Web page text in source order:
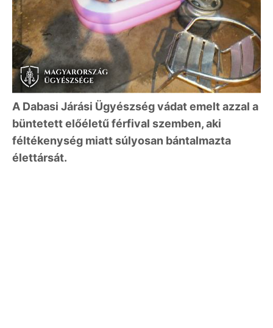
A Dabasi Járási Ügyészség vádat emelt azzal a
büntetett előéletű férfival szemben, aki
féltékenység miatt súlyosan bántalmazta
élettársát.